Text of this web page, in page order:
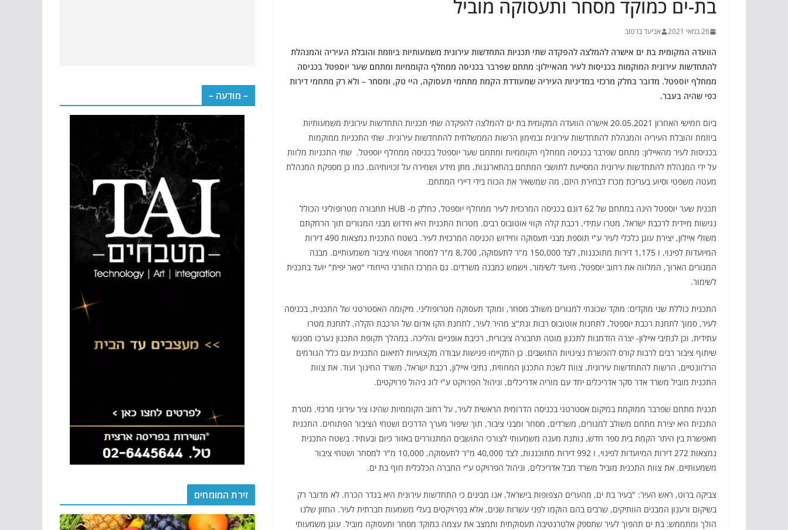
בת-ים כמוקד מסחר ותעסוקה מוביל
26 במאי 2021 אביעד ברטוב
הוועדה המקומית בת ים אישרה להמלצה להפקדה שתי תכניות התחדשות עירונית משמעותיות ביוזמת והובלת העיריה והמנהלת
להתחדשות עירונית המוקמות בכניסות לעיר מהאיילון: מתחם שפרבר בכניסה ממחלף הקוממיות ומתחם שער יוספטל בכניסה
ממחלף יוספטל. מדובר בחלק מרכזי במדיניות העיריה שמעודדת הקמת מתחמי תעסוקה, היי טק, ומסחר – ולא רק מתחמי דירות
כפי שהיה בעבר.
ביום חמישי האחרון 20.05.2021 אישרה הוועדה המקומית בת ים להמלצה להפקדה שתי תכניות התחדשות עירונית משמעותיות
ביוזמת והובלת העיריה והמנהלת להתחדשות עירונית ובמימון הרשות הממשלתית להתחדשות עירונית. שתי התכניות ממוקמות
בכניסות לעיר מהאיילון: מתחם שפרבר בכניסה ממחלף הקוממיות ומתחם שער יוספטל בכניסה ממחלף יוספטל. שתי התכניות מלוות
על ידי המנהלת להתחדשות עירונית המסייעת לתושבי המתחם בהתארגנות, מתן מידע ושמירה על זכויותיהם. כמו כן מספקת המנהלת
מעטה משפטי וסיוע בעריכת מכרז לבחירת היזם, מה שמשאיר את הכוח בידי דיירי המתחם.
תכנית שער יוספטל הינה במתחם של 62 דונם בכניסה המרכזית לעיר ממחלף יוספטל, כחלק מ- HUB תחבורה מטרופוליני הכולל
נגישות מיידית לרכבת ישראל, מטרו עתידי, רכבת קלה וקווי אוטובוס רבים. מטרות התכנית היא חידוש מבני המגורים תוך הרחקתם
משולי איילון, יצירת עוגן כלכלי לעיר ע"י תוספת מבני תעסוקה וחידוש הכניסה המרכזית לעיר. בשטח התכנית נמצאות 490 דירות
המיועדות לפינוי, ו 1,175 דירות מתוכננות, לצד 150,000 מ"ר לתעסוקה, 8,700 מ"ר למסחר ושטחי ציבור משמעותיים. מבנה
המגורים הארוך, המלווה את רחוב יוספטל, מיועד לשימור, וישמש כמבנה משרדים. גם המרכז התורני הייחודי "פאר יפית" יועד בתכנית
לשימור.
התכנית כוללת שני מוקדים: מוקד שכונתי למגורים משולב מסחר, ומוקד תעסוקה מטרופוליני. מיקומה האסטרטגי של התכנית, בכניסה
לעיר, סמוך לתחנת רכבת יוספטל, לתחנות אוטובוס רבות ונת"צ מהיר לעיר, לתחנת הקו אדום של הרכבת הקלה, לתחנת מטרו
עתידית, וכן לנתיבי איילון- יצרה הזדמנות לתכנון מוטה תחבורה ציבורית, רכיבת אופניים והליכה. במהלך תקופת התכנון נערכו מפגשי
שיתוף ציבור רבים לרבות קורס להכשרת נציגויות התושבים. כן התקיימו פגישות עבודה מקצועיות לתיאום התכנית עם כלל הגורמים
הרלוונטיים, הרשות להתחדשות עירונית, צוות לשכת התכנון המחוזית, נתיבי איילון, רכבת ישראל, משרד החינוך ועוד. את צוות
התכנית מוביל משרד אדר סקר אדריכלים יחד עם מוריה אדריכלים, וניהול הפרויקט ע"י לוג ניהול פרויקטים.
תכנית מתחם שפרבר ממוקמת במיקום אסטרטגי בכניסה הדרומית הראשית לעיר, על רחוב הקוממיות שהינו ציר עירוני מרכזי. מטרת
התכנית היא יצירת מתחם משולב למגורים, משרדים, מסחר ומבני ציבור, תוך שיפור מערך הדרכים ושטחי הציבור הפתוחים. התכנית
מאפשרת בין היתר הקמת בית ספר חדש, נותנת מענה משמעותי לצורכי התושבים המתגוררים באזור כיום ובעתיד. בשטח התכנית
נמצאות 272 דירות המיועדות לפינוי, ו 992 דירות מתוכננות, לצד 40,000 מ"ר לתעסוקה, 10,000 מ"ר למסחר ושטחי ציבור
משמעותיים. את צוות התכנית מוביל משרד מבל אדריכלים, וניהול הפרויקט ע"י החברה הכלכלית חוף בת ים.
צביקה ברוט, ראש העיר: "בעיר בת ים, מהערים הצפופות בישראל, אנו מבינים כי התחדשות עירונית היא בגדר הכרח. לא מדובר רק
בשיקום ורענון המבנים הוותיקים, שרבים בהם הוקמו לפני עשרות שנים, אלא בפרויקטים בעלי משמעות חברתית לעיר. החזון שלנו
הולך ומתממש: בת ים תהפוך לעיר שתספק אלטרנטיבה תעסוקתית ותמצב את עצמה כמוקד מסחר ותעסוקה מוביל. עוגן משמעותי
– מודעה –
זירת המומחים